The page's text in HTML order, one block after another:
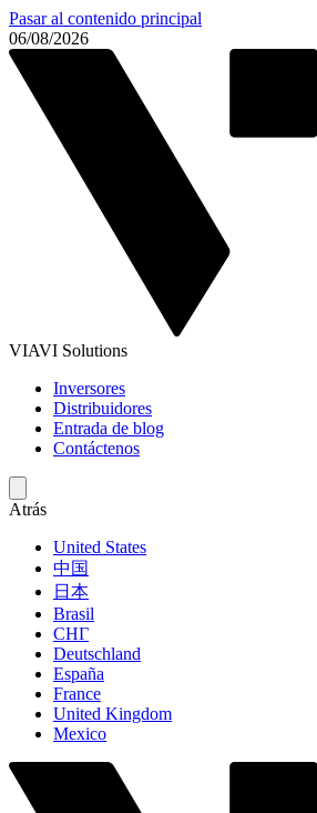
Pasar al contenido principal
06/08/2026
VIAVI Solutions
Inversores
Distribuidores
Entrada de blog
Contáctenos
Atrás
United States
中国
日本
Brasil
СНГ
Deutschland
España
France
United Kingdom
Mexico